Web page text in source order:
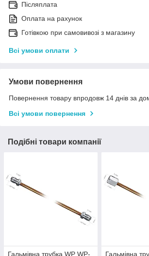
Післяплата
Оплата на рахунок
Готівкою при самовивозі з магазину
Всі умови оплати
Умови повернення
Повернення товару впродовж 14 днів за
Всі умови повернення
Подібні товари компанії
Гальмівна трубка WP WP-
Гальмівна